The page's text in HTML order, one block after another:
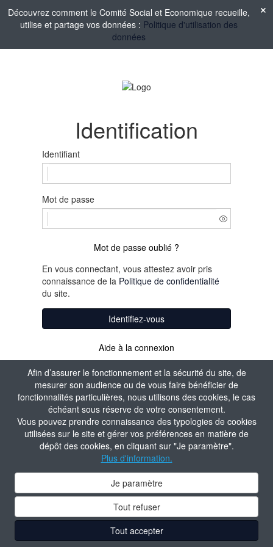
Afin d’assurer le fonctionnement et la sécurité du site, de
mesurer son audience ou de vous faire bénéficier de
fonctionnalités particulières, nous utilisons des cookies, le cas
échéant sous réserve de votre consentement.
Vous pouvez prendre connaissance des typologies de cookies
utilisées sur le site et gérer vos préférences en matière de
dépôt des cookies, en cliquant sur "Je paramètre".
Plus d'information.
Je paramètre
Tout refuser
Tout accepter
Découvrez comment le Comité Social et Economique recueille,
utilise et partage vos données : Politique d'utilisation des
données
Identification
Identifiant
Mot de passe
Mot de passe oublié ?
En vous connectant, vous attestez avoir pris
connaissance de la Politique de confidentialité
du site.
Identifiez-vous
Aide à la connexion